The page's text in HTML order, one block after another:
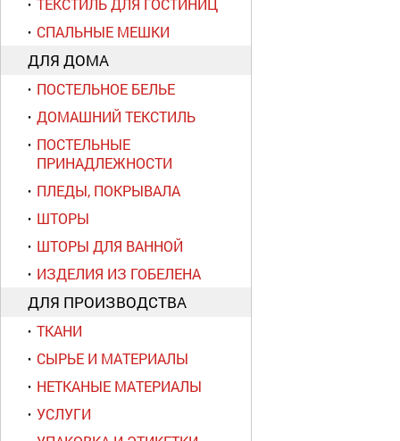
ТЕКСТИЛЬ ДЛЯ ГОСТИНИЦ
СПАЛЬНЫЕ МЕШКИ
ДЛЯ ДОМА
ПОСТЕЛЬНОЕ БЕЛЬЕ
ДОМАШНИЙ ТЕКСТИЛЬ
ПОСТЕЛЬНЫЕ
ПРИНАДЛЕЖНОСТИ
ПЛЕДЫ, ПОКРЫВАЛА
ШТОРЫ
ШТОРЫ ДЛЯ ВАННОЙ
ИЗДЕЛИЯ ИЗ ГОБЕЛЕНА
ДЛЯ ПРОИЗВОДСТВА
ТКАНИ
СЫРЬЕ И МАТЕРИАЛЫ
НЕТКАНЫЕ МАТЕРИАЛЫ
УСЛУГИ